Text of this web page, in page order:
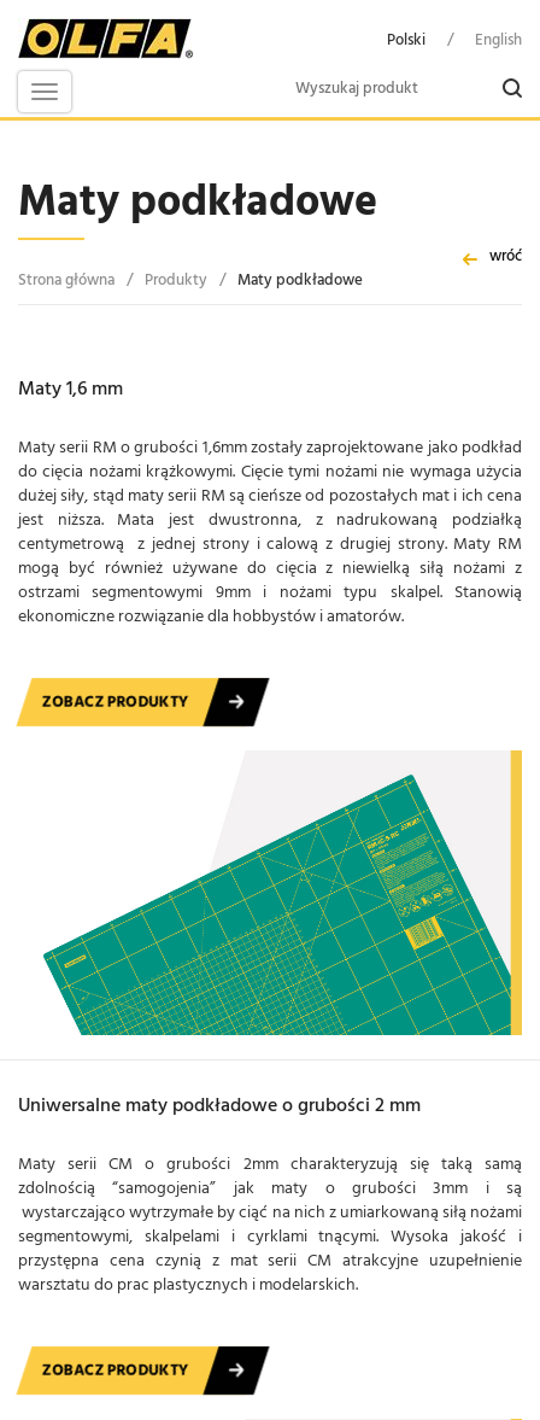
Polski / English
Toggle
navigation
Maty podkładowe
Strona główna / Produkty / Maty podkładowe
wróć
Maty 1,6 mm
Maty serii RM o grubości 1,6mm zostały zaprojektowane jako podkład
do cięcia nożami krążkowymi. Cięcie tymi nożami nie wymaga użycia
dużej siły, stąd maty serii RM są cieńsze od pozostałych mat i ich cena
jest niższa. Mata jest dwustronna, z nadrukowaną podziałką
centymetrową z jednej strony i calową z drugiej strony. Maty RM
mogą być również używane do cięcia z niewielką siłą nożami z
ostrzami segmentowymi 9mm i nożami typu skalpel. Stanowią
ekonomiczne rozwiązanie dla hobbystów i amatorów.
ZOBACZ PRODUKTY
Uniwersalne maty podkładowe o grubości 2 mm
Maty serii CM o grubości 2mm charakteryzują się taką samą
zdolnością “samogojenia” jak maty o grubości 3mm i są
wystarczająco wytrzymałe by ciąć na nich z umiarkowaną siłą nożami
segmentowymi, skalpelami i cyrklami tnącymi. Wysoka jakość i
przystępna cena czynią z mat serii CM atrakcyjne uzupełnienie
warsztatu do prac plastycznych i modelarskich.
ZOBACZ PRODUKTY